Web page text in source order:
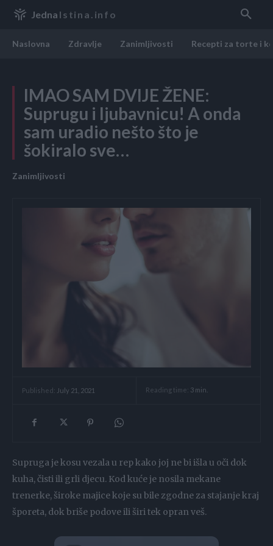
Jedna Istina.info
Naslovna Zdravlje Zanimljivosti Recepti za torte i
IMAO SAM DVIJE ŽENE:
Suprugu i ljubavnicu! A onda
sam uradio nešto što je
šokiralo sve…
Zanimljivosti
Published: July 21, 2021 Reading time: 3 min.
Supruga je kosu vezala u rep kako joj ne bi išla u oči dok
kuha, čisti ili grli djecu. Kod kuće je nosila mekane
trenerke, široke majice koje su bile zgodne za stajanje kraj
šporeta, dok briše podove ili širi tek opran veš.